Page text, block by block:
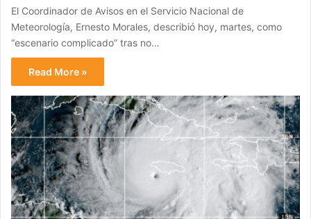
El Coordinador de Avisos en el Servicio Nacional de
Meteorología, Ernesto Morales, describió hoy, martes, como
“escenario complicado” tras no…
Read More »